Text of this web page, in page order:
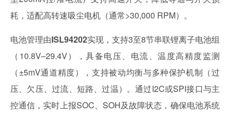
耗，适配高转速吸尘电机（通常>30,000 RPM）。
电池管理由ISL94202实现，支持3至8节串联锂离子电池组
（10.8V–29.4V），具备电压、电流、温度高精度监测
（±5mV通道精度），支持被动均衡与多种保护机制（过
压、欠压、过流、短路、过温）。通过I2C或SPI接口与主
控通信，实时上报SOC、SOH及故障状态，确保电池系统